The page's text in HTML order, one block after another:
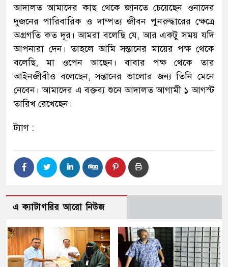
আদালত আমাদের কাছ থেকে জানতে চেয়েছেন ওনাদের
দুজনের পারিবারিক ও দাম্পত্য জীবন পুনরুদ্ধারের ক্ষেত্রে
অগ্রগতি কত দূর। আমরা বলেছি যে, আর একটু সময় যদি
আপনারা দেন। তাহলে আমি সন্তানের মায়ের পক্ষ থেকে
বলেছি, মা ওপেন আছেন। বাবার পক্ষ থেকে তার
আইনজীবীও বলেছেন, সন্তানের ভালোর জন্য তিনি মেনে
নেবেন। আমাদের এ বক্তব্য শুনে আদালত আগামী ১ আগস্ট
তারিখ রেখেছেন।
ট্যাগ :
এ ক্যাটাগরির আরো নিউজ